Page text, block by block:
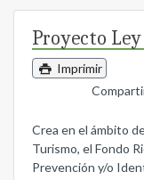
Proyecto
Imprimir
Crea en el ámbito
Turismo, el Fondo
Prevención y/o